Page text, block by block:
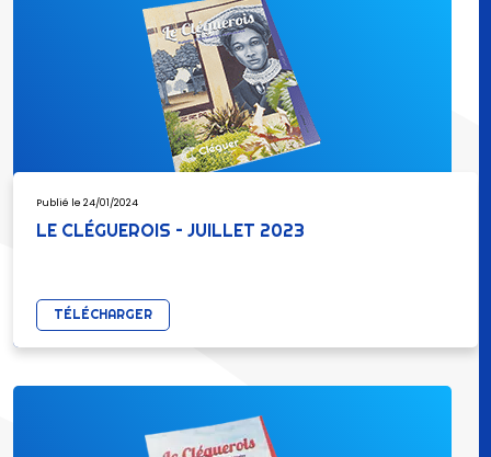
Publié le 24/01/2024
LE CLÉGUEROIS – JUILLET 2023
TÉLÉCHARGER